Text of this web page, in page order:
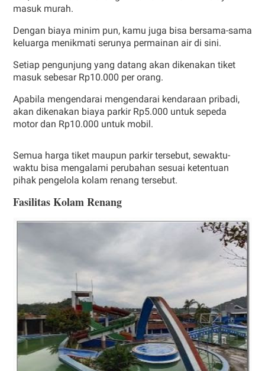
masuk murah.
Dengan biaya minim pun, kamu juga bisa bersama-sama
keluarga menikmati serunya permainan air di sini.
Setiap pengunjung yang datang akan dikenakan tiket
masuk sebesar Rp10.000 per orang.
Apabila mengendarai mengendarai kendaraan pribadi,
akan dikenakan biaya parkir Rp5.000 untuk sepeda
motor dan Rp10.000 untuk mobil.
Semua harga tiket maupun parkir tersebut, sewaktu-
waktu bisa mengalami perubahan sesuai ketentuan
pihak pengelola kolam renang tersebut.
Fasilitas Kolam Renang